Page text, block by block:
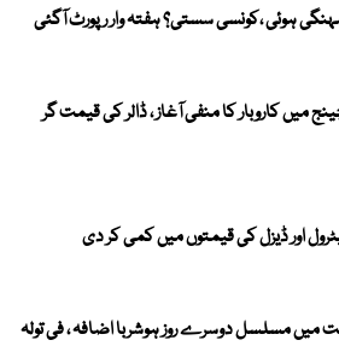
ہوئی ،کونسی سستی؟ ہفتہ وار رپورٹ آگئی
میں کاروبار کا منفی آغاز ، ڈالر کی قیمت گر
اور ڈیزل کی قیمتوں میں کمی کر دی
میں مسلسل دوسرے روز ہوشربا اضافہ ، فی تولہ